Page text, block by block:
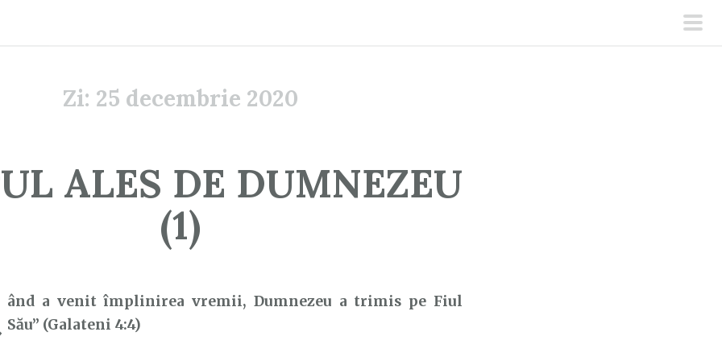
Zi: 25 decembrie 2020
ALES DE DUMNEZEU
(1)
ând a venit împlinirea vremii, Dumnezeu a trimis pe Fiul
Său” (Galateni 4:4)